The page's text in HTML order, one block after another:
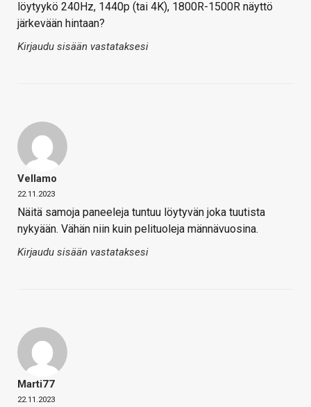
löytyykö 240Hz, 1440p (tai 4K), 1800R-1500R näyttö
järkevään hintaan?
Kirjaudu sisään vastataksesi
Vellamo
22.11.2023
Näitä samoja paneeleja tuntuu löytyvän joka tuutista
nykyään. Vähän niin kuin pelituoleja männävuosina.
Kirjaudu sisään vastataksesi
Marti77
22.11.2023